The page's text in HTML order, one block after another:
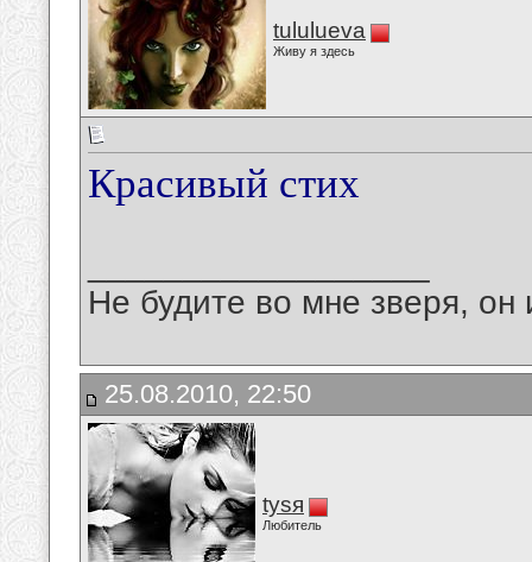
tululueva
Живу я здесь
Красивый стих
Не будите во мне зверя, он
25.08.2010, 22:50
tysя
Любитель